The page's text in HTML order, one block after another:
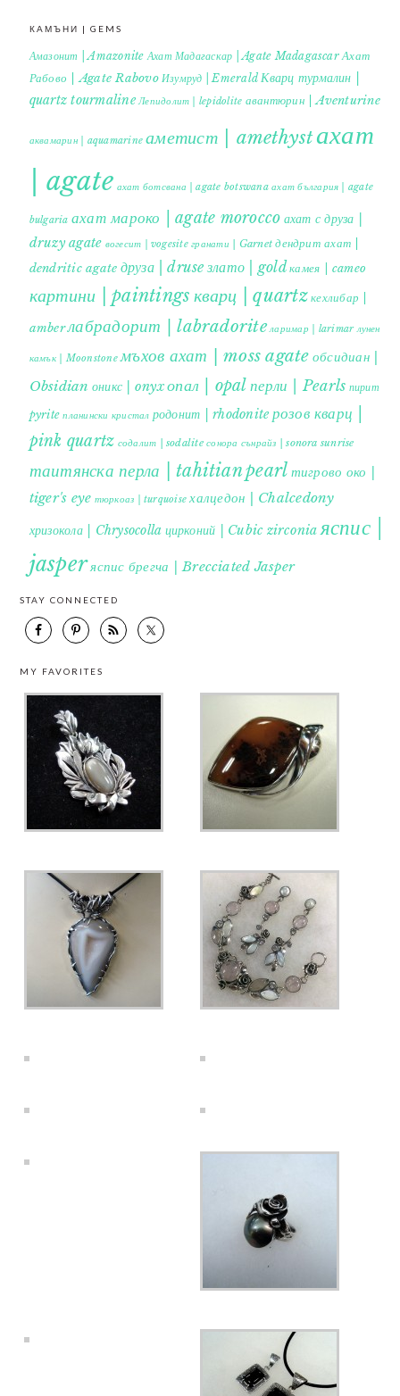
КАМЪНИ | GEMS
Амазонит | Amazonite Ахат Мадагаскар | Agate Madagascar Ахат
Рабово | Agate Rabovo Изумруд | Emerald Кварц турмалин |
quartz tourmaline Лепидолит | lepidolite авантюрин | Aventurine
аквамарин | aquamarine аметист | amethystахат
| agate ахат ботсвана | agate botswana ахат българия | agate
bulgaria ахат мароко | agate morocco ахат с друза |
druzy agate вогесит | vogesite гранати | Garnet дендрит ахат |
dendritic agate друза | druse злато | gold камея | cameo
картини | paintings кварц | quartzкехлибар |
amberлабрадорит | labradorite ларимар | larimar лунен
камък | Moonstone мъхов ахат | moss agate обсидиан |
Obsidian оникс | onyxопал | opal перли | Pearls пирит |
pyrite планински кристал родонит | rhodonite розов кварц |
pink quartz содалит | sodalite сонора сънрайз | sonora sunrise
таитянска перла | tahitian pearl тигрово око |
tiger's eye тюркоаз | turquoise халцедон | Chalcedony
хризокола | Chrysocolla цирконий | Cubic zirconia яспис |
jasperяспис брегча | Brecciated Jasper
STAY CONNECTED
MY FAVORITES